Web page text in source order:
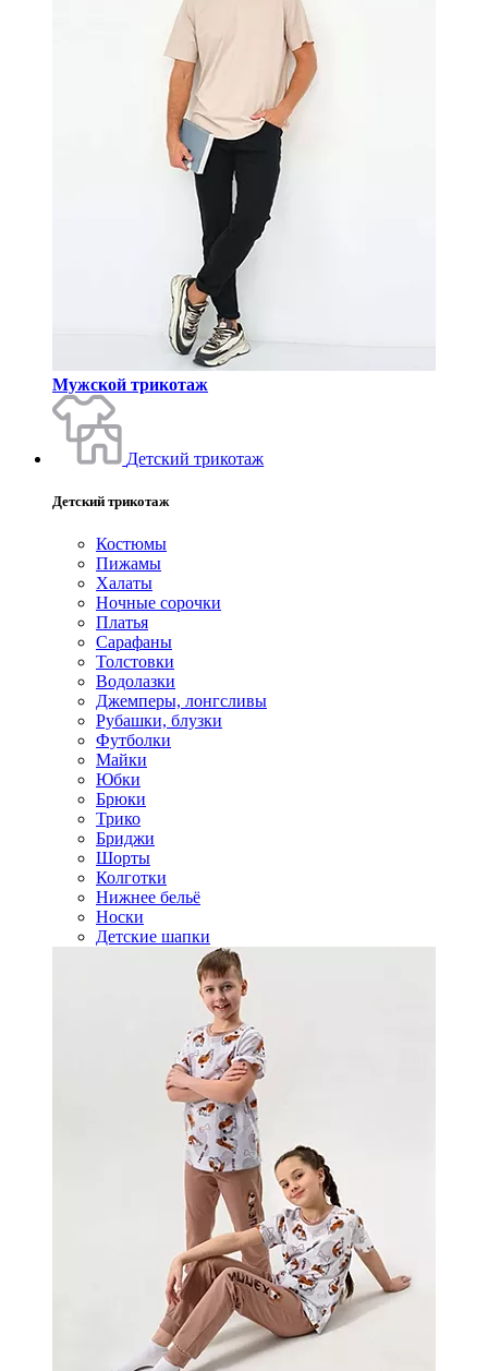
Мужской трикотаж
Детский трикотаж
Детский трикотаж
Костюмы
Пижамы
Халаты
Ночные сорочки
Платья
Сарафаны
Толстовки
Водолазки
Джемперы, лонгсливы
Рубашки, блузки
Футболки
Майки
Юбки
Брюки
Трико
Бриджи
Шорты
Колготки
Нижнее бельё
Носки
Детские шапки